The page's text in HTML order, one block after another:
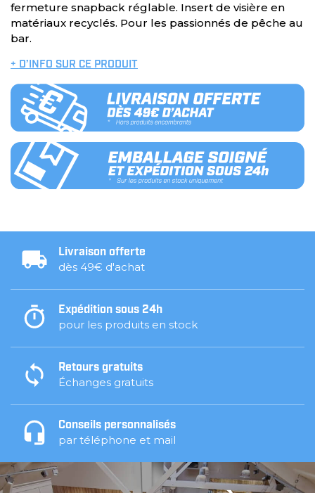
fermeture snapback réglable. Insert de visière en
matériaux recyclés. Pour les passionnés de pêche au
bar.
+ D’INFO SUR CE PRODUIT
Livraison offerte
dès 49€ d'achat
Expédition sous 24h
pour les produits en stock
Retours gratuits
Échanges gratuits
Conseils personnalisés
par téléphone et mail